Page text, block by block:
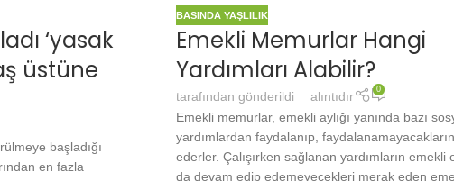
‘yasak
üstüne
başladığı
en fazla
BASINDA YAŞLILIK
Emekli Memurlar Hangi
Yardımları Alabilir?
tarafından gönderildi alıntıdır 0
Emekli memurlar, emekli aylığı yanında bazı
yardımlardan faydalanıp,
ederler. Çalışırken sağlanan yardımların emekli
da devam edip edemeyecekleri merak eden